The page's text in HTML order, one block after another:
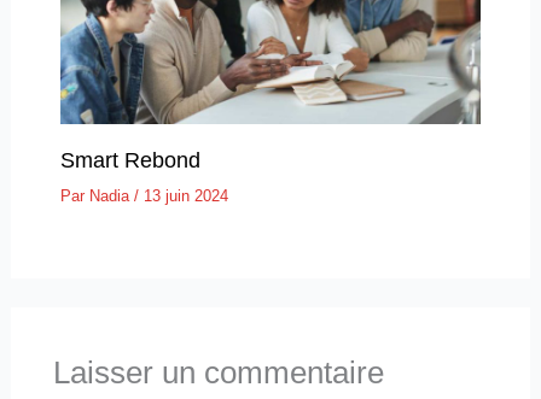
Smart Rebond
Par Nadia / 13 juin 2024
Laisser un commentaire